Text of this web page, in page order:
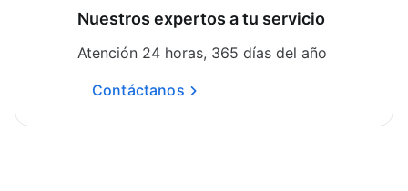
Nuestros expertos a tu servicio
Atención 24 horas, 365 días del año
Contáctanos